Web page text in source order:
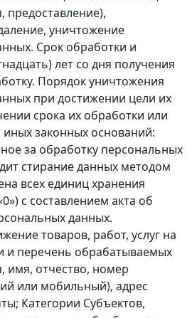
предоставление),
уничтожение
Срок обработки и
лет со дня получения
Порядок уничтожения
при достижении цели их
срока их обработки или
иных законных оснований:
за обработку персональных
стирание данных методом
всех единиц хранения
с составлением акта об
данных.
товаров, работ, услуг на
и перечень обрабатываемых
имя, отчество, номер
или мобильный), адрес
Категории Субъектов,